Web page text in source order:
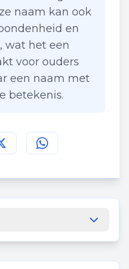
naam kan ook
en
wat het een
voor ouders
een naam met
betekenis.
pagina op
Deel deze pagina op
Deel deze pagina